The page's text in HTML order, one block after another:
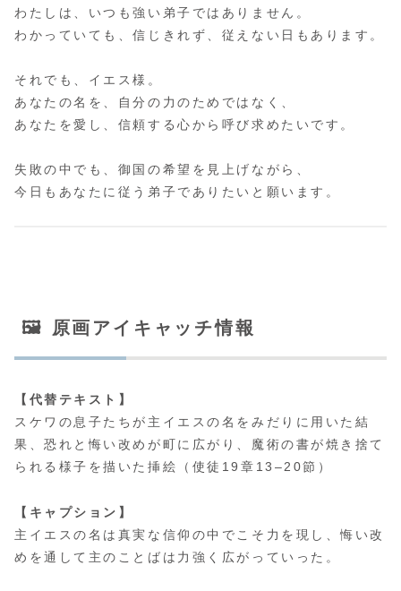
わたしは、いつも強い弟子ではありません。
わかっていても、信じきれず、従えない日もあります。
それでも、イエス様。
あなたの名を、自分の力のためではなく、
あなたを愛し、信頼する心から呼び求めたいです。
失敗の中でも、御国の希望を見上げながら、
今日もあなたに従う弟子でありたいと願います。
🖼 原画アイキャッチ情報
【代替テキスト】
スケワの息子たちが主イエスの名をみだりに用いた結
果、恐れと悔い改めが町に広がり、魔術の書が焼き捨て
られる様子を描いた挿絵（使徒19章13–20節）
【キャプション】
主イエスの名は真実な信仰の中でこそ力を現し、悔い改
めを通して主のことばは力強く広がっていった。